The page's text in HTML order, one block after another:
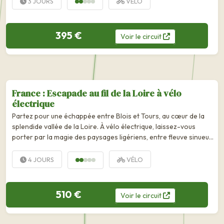
395 € Voirle circuit
France : Escapade au fil de la Loire à vélo
électrique
Partez pour une échappée entre Blois et Tours, au cœur de la
splendide vallée de la Loire. À vélo électrique, laissez-vous
porter par la magie des paysages ligériens, entre fleuve sinueux,
4 JOURS VÉLO
510 € Voirle circuit